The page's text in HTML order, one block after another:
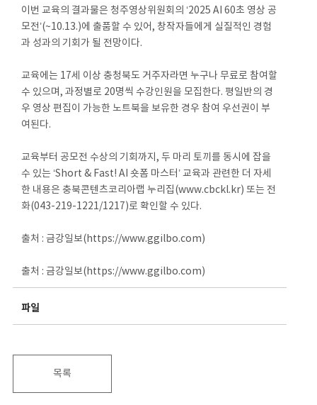
이번 교육의 결과물은 청주영상위원회의 ‘2025 AI 60초 영상 공
모전’(~10.13.)에 출품할 수 있어, 창작자들에게 실질적인 경험
과 성과의 기회가 될 전망이다.
교육에는 17세 이상 충청북도 거주자라면 누구나 무료로 참여할
수 있으며, 과정별로 20명씩 수강인원을 모집한다. 평일반의 경
우 영상 편집이 가능한 노트북을 보유한 경우 참여 우선권이 부
여된다.
교육부터 공모전 수상의 기회까지, 두 마리 토끼를 동시에 잡을
수 있는 ‘Short & Fast! AI 숏폼 마스터’ 교육과 관련한 더 자세
한 내용은 충북콘텐츠코리아랩 누리집(www.cbckl.kr) 또는 전
화(043-219-1221/1217)로 확인할 수 있다.
출처 : 금강일보(https://www.ggilbo.com)
출처 : 금강일보(https://www.ggilbo.com)
파일
목록